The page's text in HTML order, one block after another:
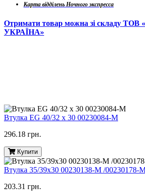
Карта відділень Ночного экспресса
Отримати товар можна зі складу
УКРАЇНА»
Втулка EG 40/32 x 30 00230084-M
296.18 грн.
Купити
Втулка 35/39х30 00230138-M /00230178-
203.31 грн.